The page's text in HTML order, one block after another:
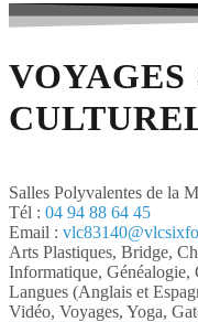
Salles Polyvalentes de la
Tél : 04 94 88 64 45
Email :
Arts Plastiques, Bridge,
Informatique, Généalogie,
Langues (Anglais et
Vidéo, Voyages, Yoga,